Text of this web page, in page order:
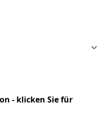
- klicken Sie für